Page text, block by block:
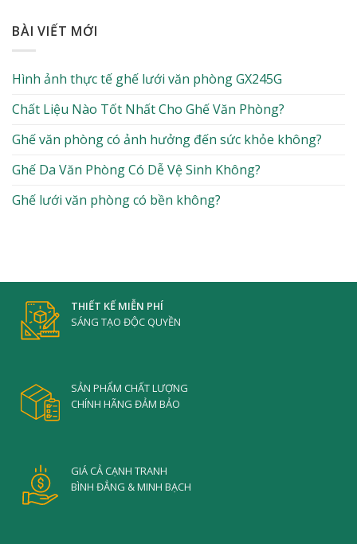
BÀI VIẾT MỚI
Hình ảnh thực tế ghế lưới văn phòng GX245G
Chất Liệu Nào Tốt Nhất Cho Ghế Văn Phòng?
Ghế văn phòng có ảnh hưởng đến sức khỏe không?
Ghế Da Văn Phòng Có Dễ Vệ Sinh Không?
Ghế lưới văn phòng có bền không?
THIẾT KẾ MIỄN PHÍ
SÁNG TẠO ĐỘC QUYỀN
SẢN PHẨM CHẤT LƯỢNG
CHÍNH HÃNG ĐẢM BẢO
GIÁ CẢ CẠNH TRANH
BÌNH ĐẲNG & MINH BẠCH